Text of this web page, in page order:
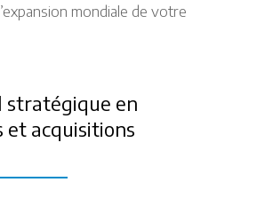
mondiale de votre
stratégique en
et acquisitions